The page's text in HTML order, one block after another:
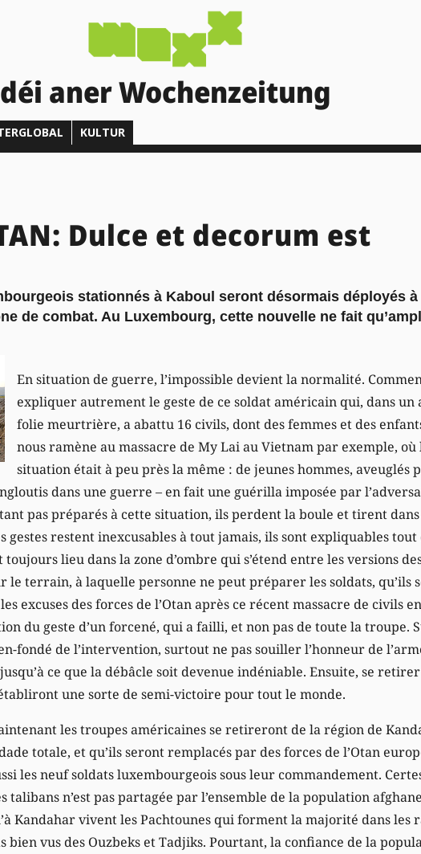
déi aner Wochenzeitung
KULTUR
Dulce et decorum est
stationnés à Kaboul seront désormais déployés à
de combat. Au Luxembourg, cette nouvelle ne fait
En situation de guerre, l’impossible devient la normalité.
expliquer autrement le geste de ce soldat américain qui, dans un
folie meurtrière, a abattu 16 civils, dont des femmes et des
nous ramène au massacre de My Lai au Vietnam par exemple, où
situation était à peu près la même : de jeunes hommes, aveuglés
dans une guerre – en fait une guérilla imposée par
pas préparés à cette situation, ils perdent la boule et tirent dans
gestes restent inexcusables à tout jamais, ils sont expliquables tout
lieu dans la zone d’ombre qui s’étend entre les versions
le terrain, à laquelle personne ne peut préparer les soldats, qu’ils
excuses des forces de l’Otan après ce récent massacre de civils
du geste d’un forcené, qui a failli, et non pas de toute la troupe.
fondé de l’intervention, surtout ne pas souiller l’honneur de
ce que la débâcle soit devenue indéniable. Ensuite, se
une sorte de semi-victoire pour tout le monde.
les troupes américaines se retireront de la région de
totale, et qu’ils seront remplacés par des forces de l’Otan
les neuf soldats luxembourgeois sous leur commandement.
talibans n’est pas partagée par l’ensemble de la population
Kandahar vivent les Pachtounes qui forment la majorité dans les
bien vus des Ouzbeks et Tadjiks. Pourtant, la confiance de la